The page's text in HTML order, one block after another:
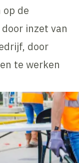
op de
inzet van
door
te werken